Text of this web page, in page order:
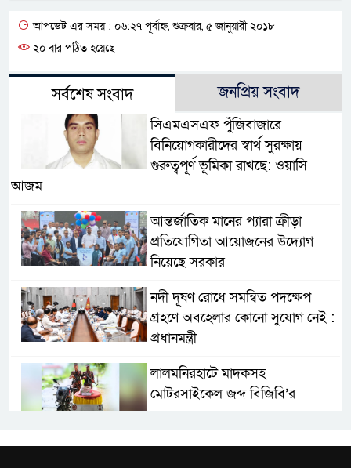
আপডেট এর সময় : ০৬:২৭ পূর্বাহ্ন, শুক্রবার, ৫ জানুয়ারী ২০১৮
২০ বার পঠিত হয়েছে
সর্বশেষ সংবাদ জনপ্রিয় সংবাদ
সিএমএসএফ পুঁজিবাজারে
বিনিয়োগকারীদের স্বার্থ সুরক্ষায়
গুরুত্বপূর্ণ ভূমিকা রাখছে: ওয়াসি
আজম
আন্তর্জাতিক মানের প্যারা ক্রীড়া
প্রতিযোগিতা আয়োজনের উদ্যোগ
নিয়েছে সরকার
নদী দূষণ রোধে সমন্বিত পদক্ষেপ
গ্রহণে অবহেলার কোনো সুযোগ নেই :
প্রধানমন্ত্রী
লালমনিরহাটে মাদকসহ
মোটরসাইকেল জব্দ বিজিবি’র
ওমানের সঙ্গে ইরানের হরমুজ